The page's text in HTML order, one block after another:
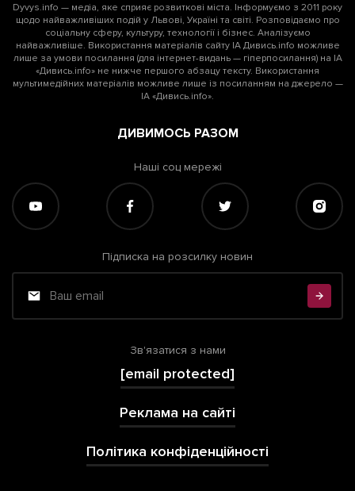
Dyvys.info — медіа, яке сприяє розвиткові міста. Інформуємо з 2011 року
щодо найважливіших подій у Львові, Україні та світі. Розповідаємо про
соціальну сферу, культуру, технології і бізнес. Аналізуємо
найважливіше. Використання матеріалів сайту ІА Дивись.info можливе
лише за умови посилання (для інтернет-видань — гіперпосилання) на ІА
«Дивись.info» не нижче першого абзацу тексту. Використання
мультимедійних матеріалів можливе лише із посиланням на джерело —
ІА «Дивись.info».
ДИВИМОСЬ РАЗОМ
Наші соц мережі
Підписка на розсилку новин
Зв'язатися з нами
[email protected]
Реклама на сайті
Політика конфіденційності